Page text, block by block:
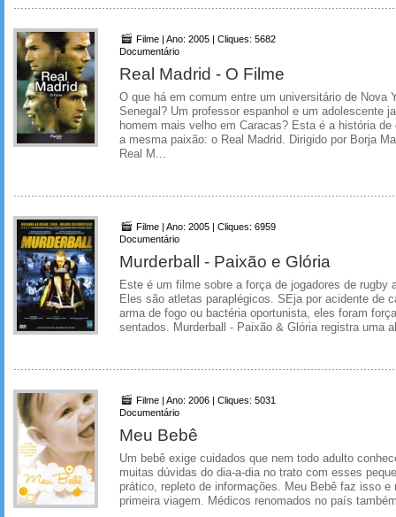
Filme | Ano: 2005 | Cliques: 5682
Documentário
Real Madrid - O Filme
O que há em comum entre um universitário de Nova
Senegal? Um professor espanhol e um adolescente
homem mais velho em Caracas? Esta é a história
a mesma paixão: o Real Madrid. Dirigido por Borja
Real M...
Filme | Ano: 2005 | Cliques: 6959
Documentário
Murderball - Paixão e Glória
Este é um filme sobre a força de jogadores de rugby
Eles são atletas paraplégicos. SEja por acidente de
arma de fogo ou bactéria oportunista, eles foram
sentados. Murderball - Paixão & Glória registra uma
Filme | Ano: 2006 | Cliques: 5031
Documentário
Meu Bebê
Um bebê exige cuidados que nem todo adulto
muitas dúvidas do dia-a-dia no trato com esses
prático, repleto de informações. Meu Bebê faz isso
primeira viagem. Médicos renomados no país